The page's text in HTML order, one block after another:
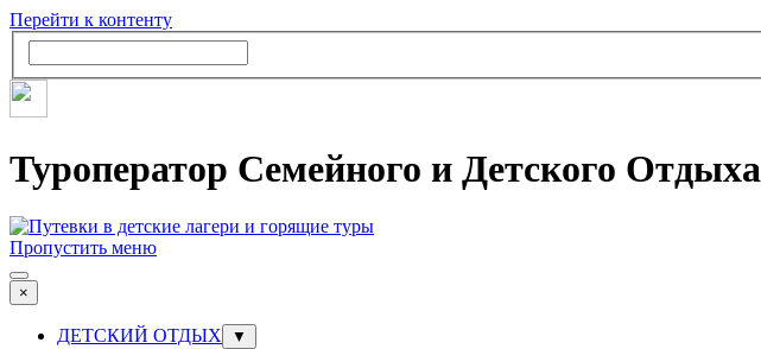
Перейти к контенту
Туроператор Семейного и Детского Отдыха
Пропустить меню
×
ДЕТСКИЙ ОТДЫХ ▼